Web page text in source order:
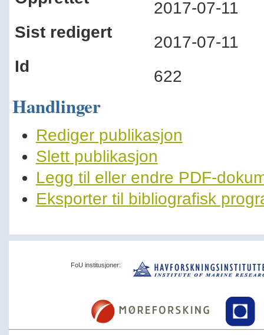
2017-07-11
Sist redigert
2017-07-11
Id
622
Handlinger
Rediger publikasjon
Slett publikasjon
Legg til eller endre PDF-
Eksporter til bibliografisk
FoU institusjoner: